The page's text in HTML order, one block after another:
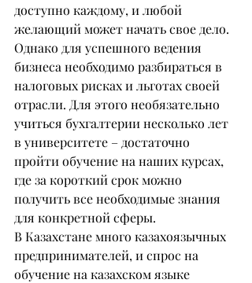
доступно каждому, и любой
желающий может начать свое дело.
Однако для успешного ведения
бизнеса необходимо разбираться в
налоговых рисках и льготах своей
отрасли. Для этого необязательно
учиться бухгалтерии несколько лет
в университете – достаточно
пройти обучение на наших курсах,
где за короткий срок можно
получить все необходимые знания
для конкретной сферы.
В Казахстане много казахоязычных
предпринимателей, и спрос на
обучение на казахском языке